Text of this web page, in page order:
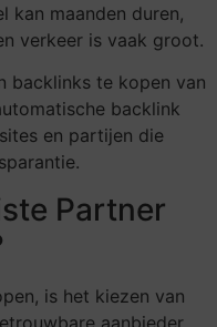
kan maanden duren,
verkeer is vaak groot.
backlinks te kopen van
backlink
en partijen die
Partner
is het kiezen van
aanbieder